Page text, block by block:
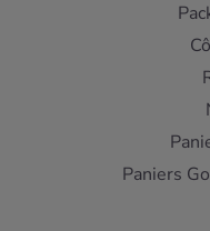
Paniers